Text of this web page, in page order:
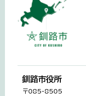
釧路市役所
〒085-8505